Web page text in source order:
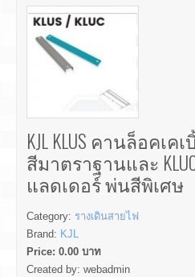
KJL KLUS คานล็อคเ
สีมาตราฐานและ
แลดเดอร์ พ่นสีพิเศษ
Category: รางเดินสายไฟ
Brand: KJL
Price: 0.00 บาท
Created by: webadmin